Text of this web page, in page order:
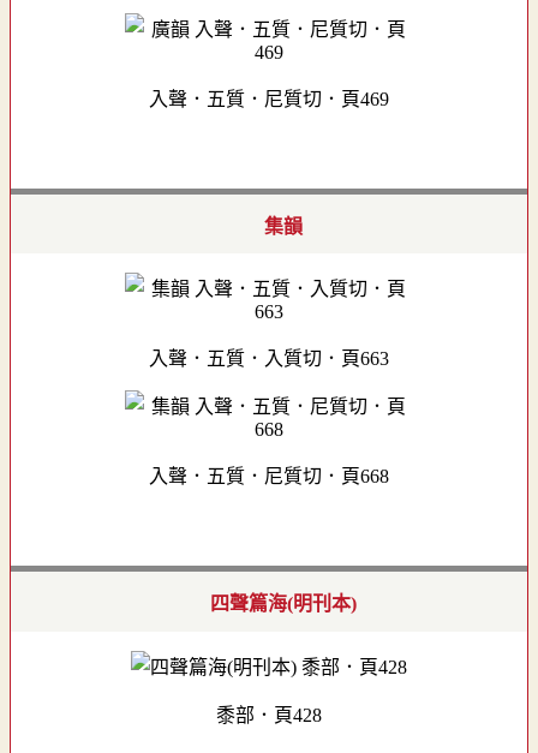
入聲．五質．尼質切．頁469
集韻
入聲．五質．入質切．頁663
入聲．五質．尼質切．頁668
四聲篇海(明刊本)
黍部．頁428